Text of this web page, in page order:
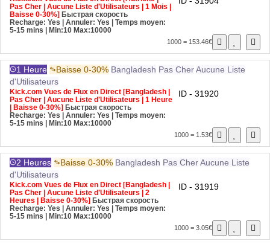
Pas Cher | Aucune Liste d'Utilisateurs | 1 Mois |
Baisse 0-30%] Быстрая скорость
Recharge: Yes | Annuler: Yes | Temps moyen:
5-15 mins
| Min:10 Max:10000
1000 = 153.46€
1 Heure Baisse 0-30% Bangladesh Pas CherAucune Liste
d'Utilisateurs
Kick.com Vues de Flux en Direct [Bangladesh |
Pas Cher | Aucune Liste d'Utilisateurs | 1 Heure
| Baisse 0-30%] Быстрая скорость
Recharge: Yes | Annuler: Yes | Temps moyen:
5-15 mins
| Min:10 Max:10000
ID - 31920
1000 = 1.53€
2 Heures Baisse 0-30% Bangladesh Pas CherAucune Liste
d'Utilisateurs
Kick.com Vues de Flux en Direct [Bangladesh |
Pas Cher | Aucune Liste d'Utilisateurs | 2
Heures | Baisse 0-30%] Быстрая скорость
Recharge: Yes | Annuler: Yes | Temps moyen:
5-15 mins
| Min:10 Max:10000
ID - 31919
1000 = 3.05€